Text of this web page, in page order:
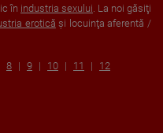
în industria sexului. La noi găsiţi
erotică şi locuinţa aferentă /
8 9 10 11 12